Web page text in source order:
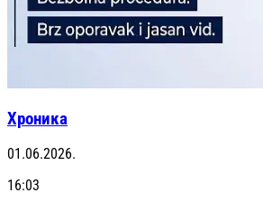
Хроника
01.06.2026.
16:03